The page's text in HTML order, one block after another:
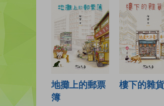
地攤上的郵票
簿
樓下的雜